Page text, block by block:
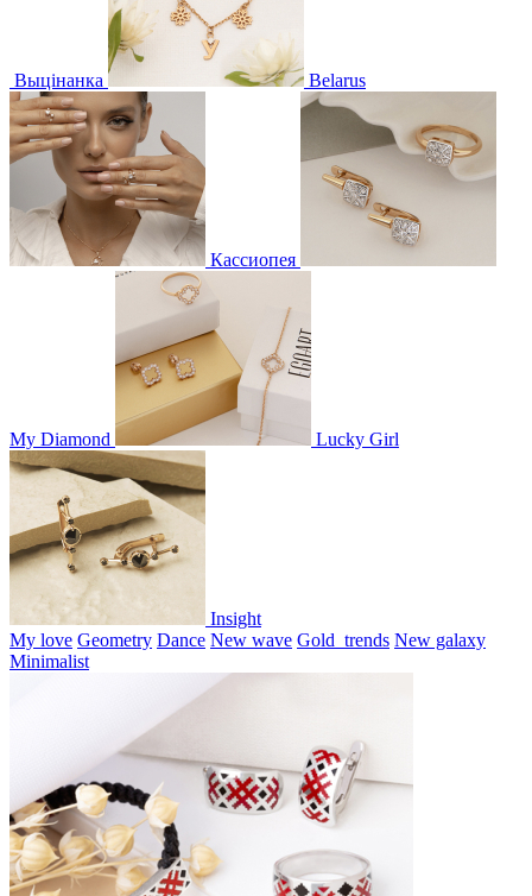
Выцінанка Belarus
Кассиопея
My Diamond Lucky Girl
Insight
My love Geometry Dance New wave Gold_trends New galaxy
Minimalist